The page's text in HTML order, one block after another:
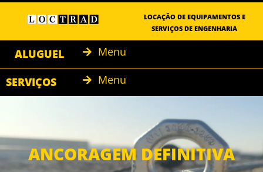
LOCAÇÃO DE EQUIPAMENTOS E
SERVIÇOS DE ENGENHARIA
ALUGUEL Menu
SERVIÇOS Menu
ANCORAGEM DEFINITIVA